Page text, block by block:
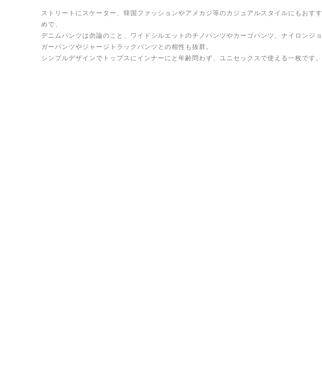
ストリートにスケーター、韓国ファッションやアメカジ等のカジュアルスタイルにもおすす
めで、
デニムパンツは勿論のこと、ワイドシルエットのチノパンツやカーゴパンツ、ナイロンジョ
ガーパンツやジャージトラックパンツとの相性も抜群。
シンプルデザインでトップスにインナーにと年齢問わず、ユニセックスで使える一枚です。